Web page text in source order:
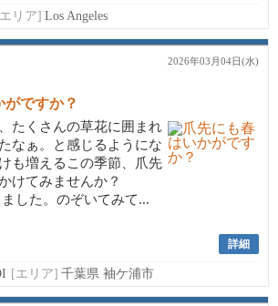
リア] Los Angeles
2026年03月04日(水)
がですか？
たくさんの草花に囲まれ
なぁ。と感じるようにな
も増えるこの季節、爪先
けてみませんか？
した。のぞいてみて...
詳細
[エリア] 千葉県 袖ケ浦市